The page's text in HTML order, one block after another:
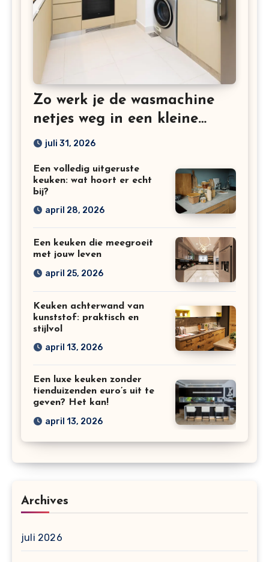
Zo werk je de wasmachine
netjes weg in een kleine
keuken
juli 31, 2026
Een volledig uitgeruste
keuken: wat hoort er echt
bij?
april 28, 2026
Een keuken die meegroeit
met jouw leven
april 25, 2026
Keuken achterwand van
kunststof: praktisch en
stijlvol
april 13, 2026
Een luxe keuken zonder
tienduizenden euro’s uit te
geven? Het kan!
april 13, 2026
Archives
juli 2026